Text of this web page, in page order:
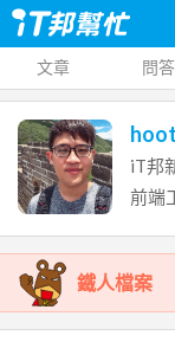
文章 問答
iT邦
前端
鐵人檔案